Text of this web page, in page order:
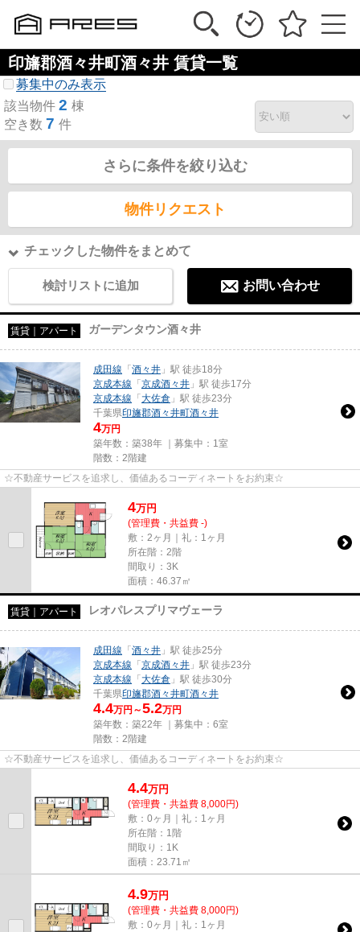
印旛郡酒々井町酒々井 賃貸一覧
募集中のみ表示
該当物件 2 棟
空き数 7 件
さらに条件を絞り込む
物件リクエスト
チェックした物件をまとめて
検討リストに追加 お問い合わせ
賃貸｜アパート ガーデンタウン酒々井
成田線 「酒々井 」駅 徒歩18分
京成本線 「京成酒々井 」駅 徒歩17分
京成本線 「大佐倉 」駅 徒歩23分
千葉県印旛郡酒々井町酒々井
4万円
築年数：築38年 ｜募集中： 1室
階数：2階建
☆不動産サービスを追求し、価値あるコーディネートをお約束☆
4万円
(管理費・共益費 -)
敷：2ヶ月｜礼：1ヶ月
所在階：2階
間取り：3K
面積：46.37㎡
賃貸｜アパート レオパレスプリマヴェーラ
成田線 「酒々井 」駅 徒歩25分
京成本線 「京成酒々井 」駅 徒歩23分
京成本線 「大佐倉 」駅 徒歩30分
千葉県印旛郡酒々井町酒々井
4.4万円～5.2万円
築年数：築22年 ｜募集中： 6室
階数：2階建
☆不動産サービスを追求し、価値あるコーディネートをお約束☆
4.4万円
(管理費・共益費 8,000円)
敷：0ヶ月｜礼：1ヶ月
所在階：1階
間取り：1K
面積：23.71㎡
4.9万円
(管理費・共益費 8,000円)
敷：0ヶ月｜礼：1ヶ月